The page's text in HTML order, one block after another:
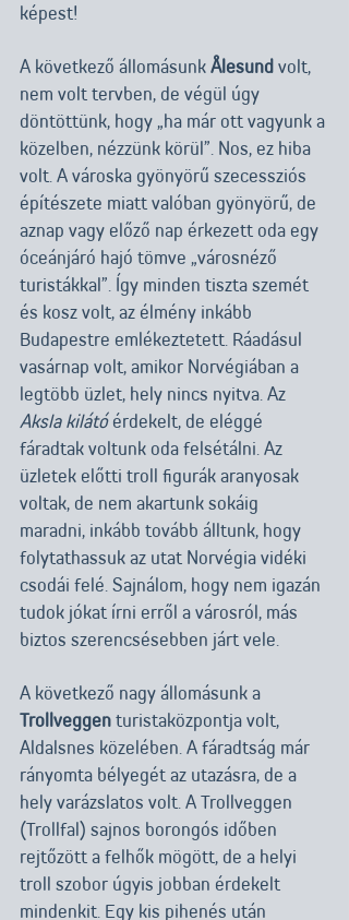
képest!
A következő állomásunk Ålesund volt,
nem volt tervben, de végül úgy
döntöttünk, hogy „ha már ott vagyunk a
közelben, nézzünk körül”. Nos, ez hiba
volt. A városka gyönyörű szecessziós
építészete miatt valóban gyönyörű, de
aznap vagy előző nap érkezett oda egy
óceánjáró hajó tömve „városnéző
turistákkal”. Így minden tiszta szemét
és kosz volt, az élmény inkább
Budapestre emlékeztetett. Ráadásul
vasárnap volt, amikor Norvégiában a
legtöbb üzlet, hely nincs nyitva. Az
Aksla kilátó érdekelt, de eléggé
fáradtak voltunk oda felsétálni. Az
üzletek előtti troll figurák aranyosak
voltak, de nem akartunk sokáig
maradni, inkább tovább álltunk, hogy
folytathassuk az utat Norvégia vidéki
csodái felé. Sajnálom, hogy nem igazán
tudok jókat írni erről a városról, más
biztos szerencsésebben járt vele.
A következő nagy állomásunk a
Trollveggen turistaközpontja volt,
Aldalsnes közelében. A fáradtság már
rányomta bélyegét az utazásra, de a
hely varázslatos volt. A Trollveggen
(Trollfal) sajnos borongós időben
rejtőzött a felhők mögött, de a helyi
troll szobor úgyis jobban érdekelt
mindenkit. Egy kis pihenés után